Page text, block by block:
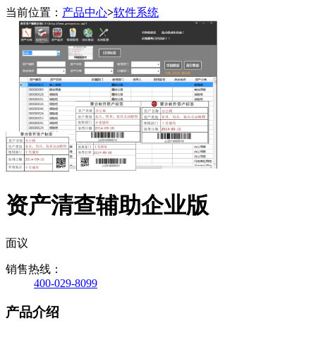
当前位置： 产品中心>软件系统
资产清查辅助企业版
面议
销售热线：
400-029-8099
产品介绍